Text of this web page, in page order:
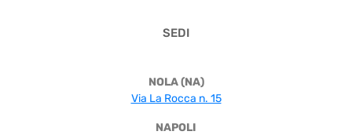
SEDI
NOLA (NA)
Via La Rocca n. 15
NAPOLI